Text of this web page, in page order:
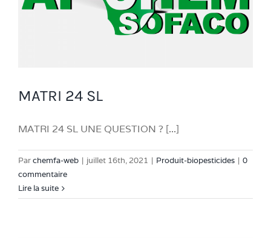
MATRI 24 SL
MATRI 24 SL UNE QUESTION ? [...]
Parchemfa-web | juillet 16th, 2021 | Produit-biopesticides | 0
commentaire
Lire la suite